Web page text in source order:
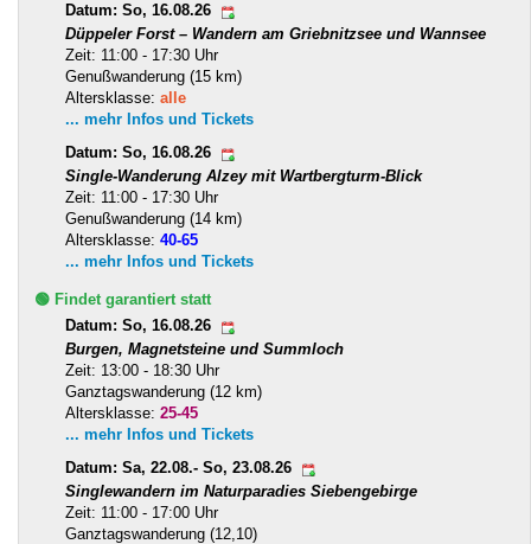
Datum: So, 16.08.26
Düppeler Forst – Wandern am Griebnitzsee und Wannsee
Zeit: 11:00 - 17:30 Uhr
Genußwanderung (15 km)
Altersklasse: alle
... mehr Infos und Tickets
Datum: So, 16.08.26
Single-Wanderung Alzey mit Wartbergturm-Blick
Zeit: 11:00 - 17:30 Uhr
Genußwanderung (14 km)
Altersklasse: 40-65
... mehr Infos und Tickets
🟢 Findet garantiert statt
Datum: So, 16.08.26
Burgen, Magnetsteine und Summloch
Zeit: 13:00 - 18:30 Uhr
Ganztagswanderung (12 km)
Altersklasse: 25-45
... mehr Infos und Tickets
Datum: Sa, 22.08.- So, 23.08.26
Singlewandern im Naturparadies Siebengebirge
Zeit: 11:00 - 17:00 Uhr
Ganztagswanderung (12,10)